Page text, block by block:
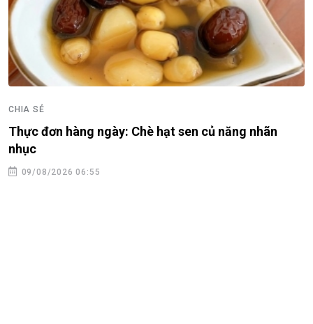
CHIA SẺ
Thực đơn hàng ngày: Chè hạt sen củ năng nhãn
nhục
09/08/2026 06:55